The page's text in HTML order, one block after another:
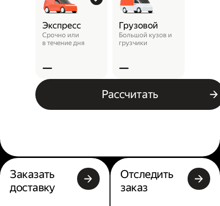
Экспресс
Срочно или
в течение дня
—
Грузовой
Большой кузов и
грузчики
—
Рассчитать
Заказать
доставку
Отследить
заказ